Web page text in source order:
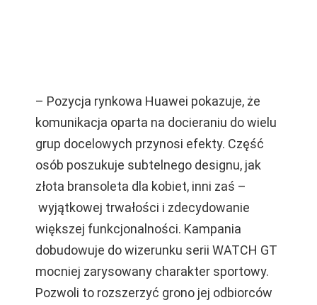
– Pozycja rynkowa Huawei pokazuje, że
komunikacja oparta na docieraniu do wielu
grup docelowych przynosi efekty. Część
osób poszukuje subtelnego designu, jak
złota bransoleta dla kobiet, inni zaś –
wyjątkowej trwałości i zdecydowanie
większej funkcjonalności. Kampania
dobudowuje do wizerunku serii WATCH GT
mocniej zarysowany charakter sportowy.
Pozwoli to rozszerzyć grono jej odbiorców